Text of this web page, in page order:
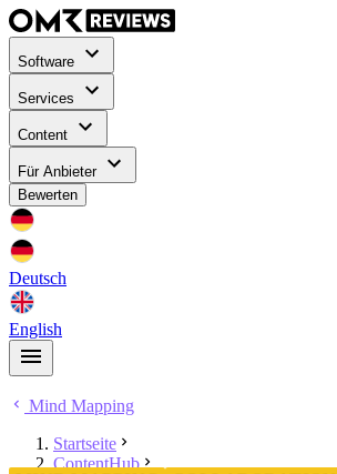
Software
Services
Content
Für Anbieter
Bewerten
Deutsch
English
Mind Mapping
Startseite
ContentHub